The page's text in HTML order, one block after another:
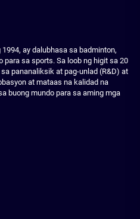
ay dalubhasa sa badminton,
sa sports. Sa loob ng higit sa 20
pananaliksik at pag-unlad (R&D) at
at mataas na kalidad na
buong mundo para sa aming mga